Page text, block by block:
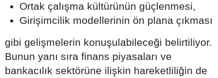
Ortak çalışma kültürünün güçlenmesi,
Girişimcilik modellerinin ön plana çıkması
gibi gelişmelerin konuşulabileceği belirtiliyor.
Bunun yanı sıra finans piyasaları ve
bankacılık sektörüne ilişkin hareketliliğin de